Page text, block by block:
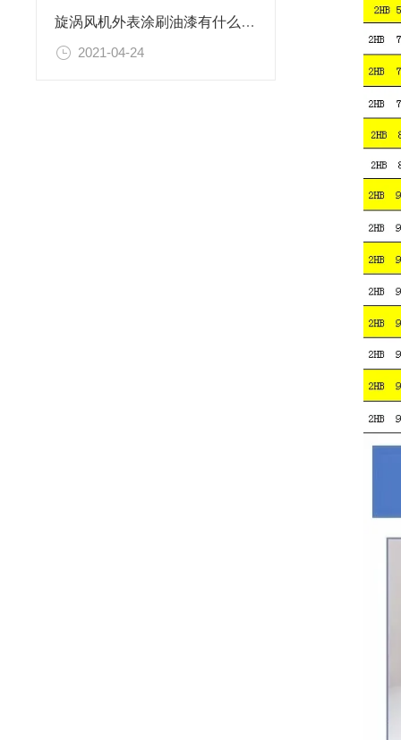
旋涡风机外表涂刷油漆有什么作用？
2021-04-24